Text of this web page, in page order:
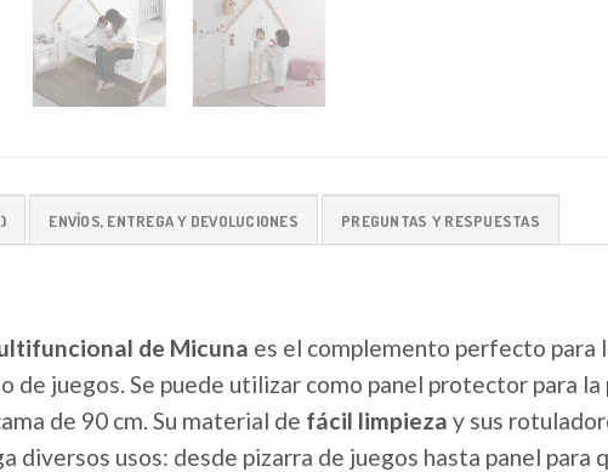
ENVÍOS, ENTREGA Y DEVOLUCIONES PREGUNTAS Y RESPUESTAS
de Micuna es el complemento perfecto para
de juegos. Se puede utilizar como panel protector para la
de 90 cm. Su material de fácil limpieza y sus
diversos usos: desde pizarra de juegos hasta panel para